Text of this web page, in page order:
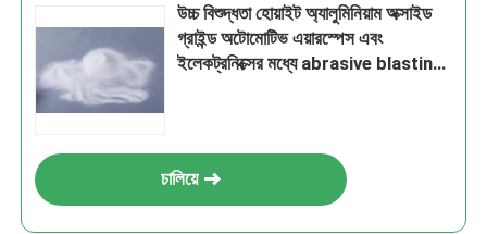
উচ্চ বিশুদ্ধতা হোয়াইট অ্যালুমিনিয়াম অক্সাইড
গ্রাইন্ড অটোমোটিভ এয়ারস্পেস এবং
ইলেকট্রনিক্সের মধ্যে abrasive blasting
চালিয়ে